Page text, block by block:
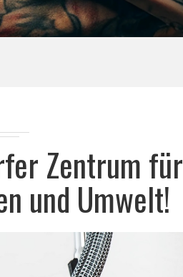
Zentrum für
und Umwelt!